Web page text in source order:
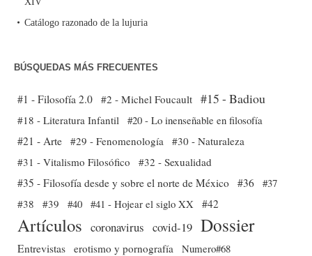
Catálogo razonado de la lujuria
BÚSQUEDAS MÁS FRECUENTES
#1 - Filosofía 2.0 #2 - Michel Foucault #15 - Badiou
#18 - Literatura Infantil #20 - Lo inenseñable en filosofía
#21 - Arte #29 - Fenomenología
#30 - Naturaleza
#31 - Vitalismo Filosófico
#32 - Sexualidad
#35 - Filosofía desde y sobre el norte de México #36 #37
#38
#39 #40 #41 - Hojear el siglo XX #42
Artículos coronavirus covid-19 Dossier
Entrevistas erotismo y pornografía
Numero#68